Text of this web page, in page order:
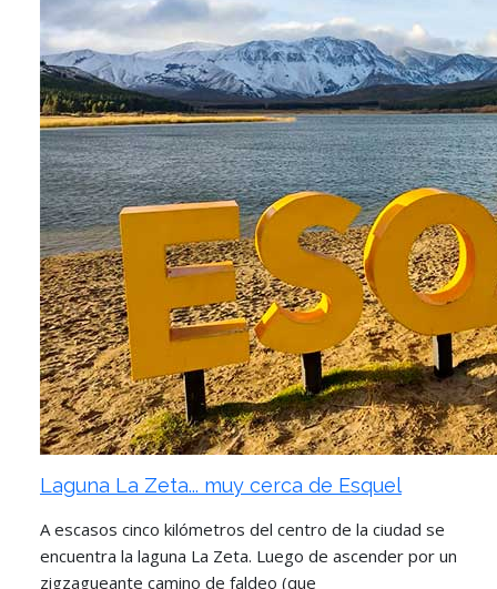
Laguna La Zeta... muy cerca de Esquel
A escasos cinco kilómetros del centro de la ciudad se
encuentra la laguna La Zeta. Luego de ascender por un
zigzagueante camino de faldeo (que